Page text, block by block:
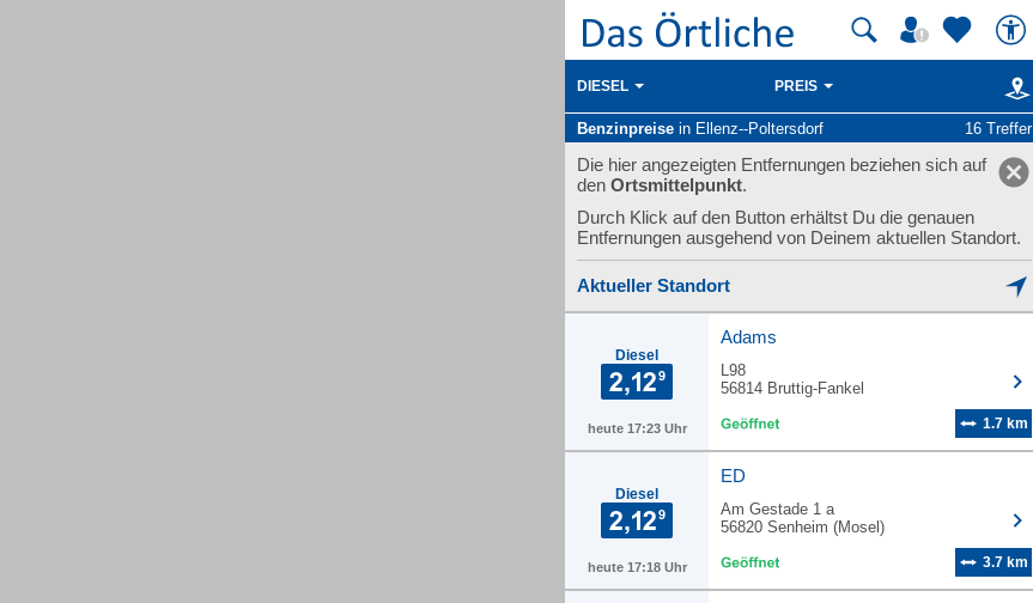
DIESEL PREIS
Benzinpreise in Ellenz--Poltersdorf 16 Treffer
Die hier angezeigten Entfernungen beziehen sich auf
den Ortsmittelpunkt.
Durch Klick auf den Button erhältst Du die genauen
Entfernungen ausgehend von Deinem aktuellen Standort.
Aktueller Standort
Diesel
heute 17:23 Uhr
Adams
L98
56814 Bruttig-Fankel
1.7 km
Diesel
heute 17:18 Uhr
ED
Am Gestade 1 a
56820 Senheim (Mosel)
3.7 km